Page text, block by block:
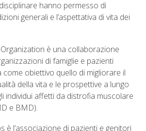
hanno permesso di
generali e l’aspettativa di vita dei
è una collaborazione
di famiglie e pazienti
come obiettivo quello di migliorare il
della vita e le prospettive a lungo
individui affetti da distrofia muscolare
e BMD).
è l’associazione di pazienti e genitori